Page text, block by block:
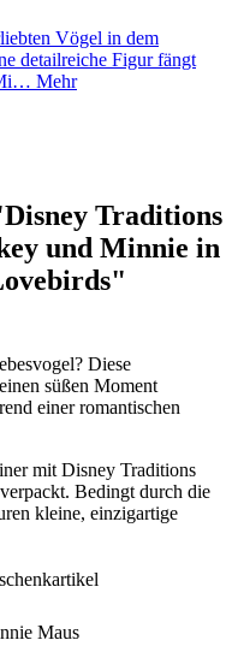
Vögel in dem
detailreiche Figur fängt
Mehr
Traditions
und Minnie in
Diese
süßen Moment
einer romantischen
mit Disney Traditions
Bedingt durch die
kleine, einzigartige
Maus